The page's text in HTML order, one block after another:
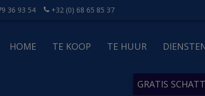
36 93 54 +32 (0) 68 65 85 37
HOME TE KOOP TE HUUR
GRATIS